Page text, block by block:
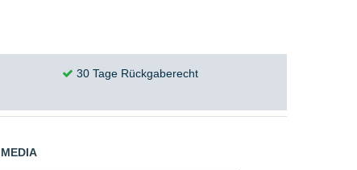
30 Tage Rückgaberecht